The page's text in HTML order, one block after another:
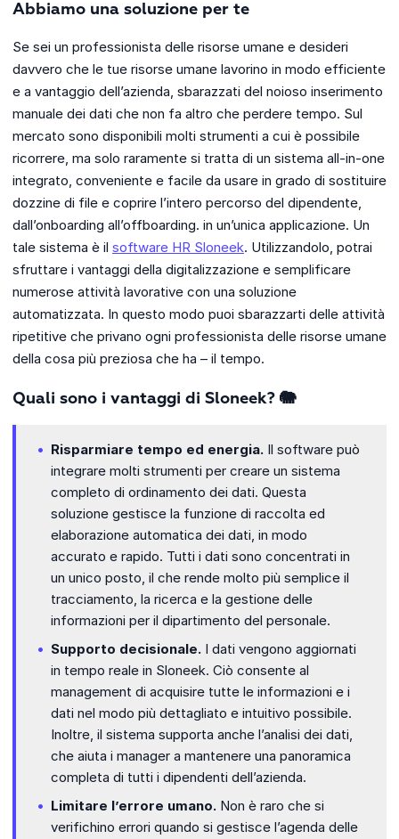
Abbiamo una soluzione per te
Se sei un professionista delle risorse umane e desideri
davvero che le tue risorse umane lavorino in modo efficiente
e a vantaggio dell’azienda, sbarazzati del noioso inserimento
manuale dei dati che non fa altro che perdere tempo. Sul
mercato sono disponibili molti strumenti a cui è possibile
ricorrere, ma solo raramente si tratta di un sistema all-in-one
integrato, conveniente e facile da usare in grado di sostituire
dozzine di file e coprire l’intero percorso del dipendente,
dall’onboarding all’offboarding. in un’unica applicazione. Un
tale sistema è il software HR Sloneek. Utilizzandolo, potrai
sfruttare i vantaggi della digitalizzazione e semplificare
numerose attività lavorative con una soluzione
automatizzata. In questo modo puoi sbarazzarti delle attività
ripetitive che privano ogni professionista delle risorse umane
della cosa più preziosa che ha – il tempo.
Quali sono i vantaggi di Sloneek? 🐘
Risparmiare tempo ed energia. Il software può
integrare molti strumenti per creare un sistema
completo di ordinamento dei dati. Questa
soluzione gestisce la funzione di raccolta ed
elaborazione automatica dei dati, in modo
accurato e rapido. Tutti i dati sono concentrati in
un unico posto, il che rende molto più semplice il
tracciamento, la ricerca e la gestione delle
informazioni per il dipartimento del personale.
Supporto decisionale. I dati vengono aggiornati
in tempo reale in Sloneek. Ciò consente al
management di acquisire tutte le informazioni e i
dati nel modo più dettagliato e intuitivo possibile.
Inoltre, il sistema supporta anche l’analisi dei dati,
che aiuta i manager a mantenere una panoramica
completa di tutti i dipendenti dell’azienda.
Limitare l’errore umano. Non è raro che si
verifichino errori quando si gestisce l’agenda delle